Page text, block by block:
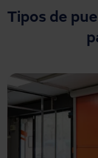
Descargas
Tipos de